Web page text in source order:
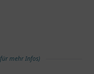
mehr Infos)